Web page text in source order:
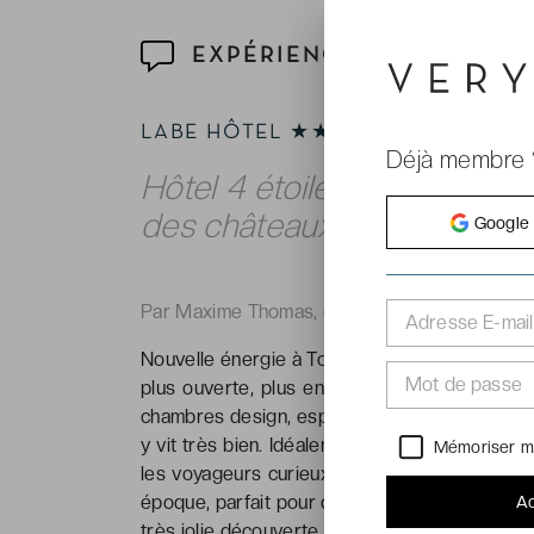
EXPÉRIENCE
LABE HÔTEL ★★★★
Hôtel 4 étoiles au cœur de
des châteaux de la Loire.
Par Maxime Thomas, correspondant de
Nouvelle énergie à Tours. Avec LABE Hôtel
plus ouverte, plus engagée. Et c’est un lieu
chambres design, espace de rencontres,
y vit très bien. Idéalement situé entre les
les voyageurs curieux que les urbains
époque, parfait pour découvrir la capitale
Déjà membre
Google
Adresse E-mail
Mot de passe
Mémoriser